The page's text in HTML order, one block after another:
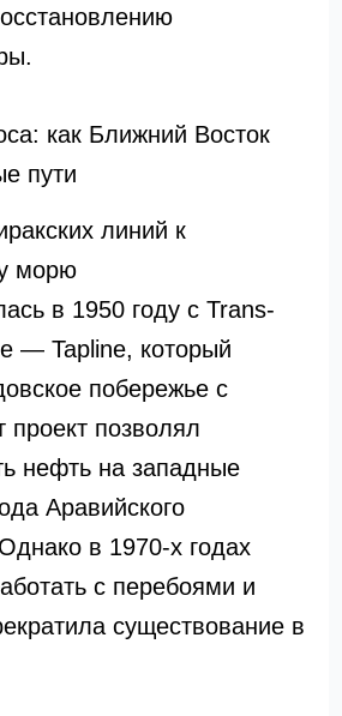
как Ближний Восток
пути
линий к
морю
в 1950 году с Trans-
— Tapline, который
побережье с
позволял
нефть на западные
Аравийского
в 1970-х годах
с перебоями и
существование в